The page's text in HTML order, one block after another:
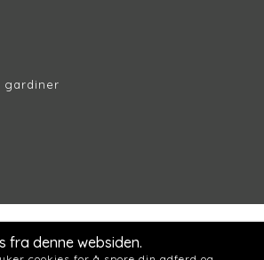
gardiner
fra denne websiden.